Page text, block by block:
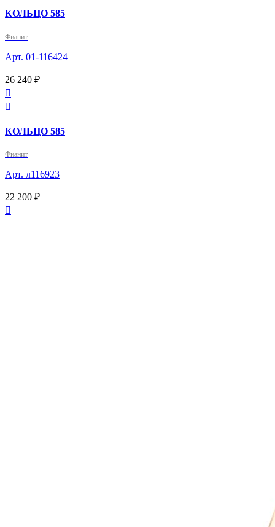
КОЛЬЦО 585
Фианит
Арт. 01-116424
26 240 ₽


КОЛЬЦО 585
Фианит
Арт. л116923
22 200 ₽
